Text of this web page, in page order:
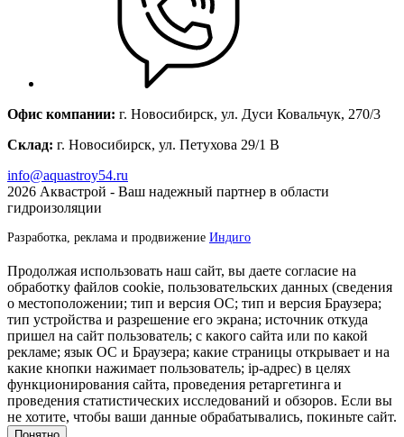
Офис компании: г. Новосибирск, ул. Дуси Ковальчук, 270/3
Склад: г. Новосибирск, ул. Петухова 29/1 В
info@aquastroy54.ru
2026 Аквастрой - Ваш надежный партнер в области
гидроизоляции
Разработка, реклама и продвижение Индиго
Продолжая использовать наш сайт, вы даете согласие на
обработку файлов cookie, пользовательских данных (сведения
о местоположении; тип и версия ОС; тип и версия Браузера;
тип устройства и разрешение его экрана; источник откуда
пришел на сайт пользователь; с какого сайта или по какой
рекламе; язык ОС и Браузера; какие страницы открывает и на
какие кнопки нажимает пользователь; ip-адрес) в целях
функционирования сайта, проведения ретаргетинга и
проведения статистических исследований и обзоров. Если вы
не хотите, чтобы ваши данные обрабатывались, покиньте сайт.